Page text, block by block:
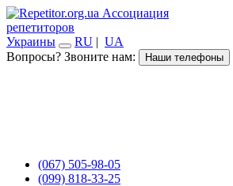
Ассоциация
репетиторов
Украины
RU | UA
Вопросы? Звоните нам:
Наши телефоны
(067) 505-98-05
(099) 818-33-25